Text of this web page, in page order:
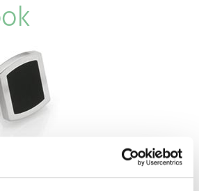
aus Edelstahl Rostfrei mit High Tech-